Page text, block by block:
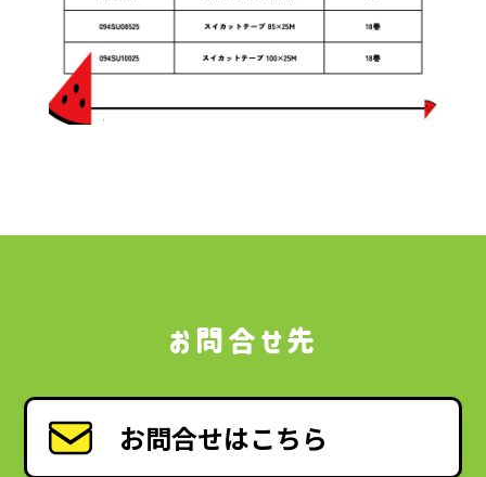
お問合せ先
お問合せはこちら